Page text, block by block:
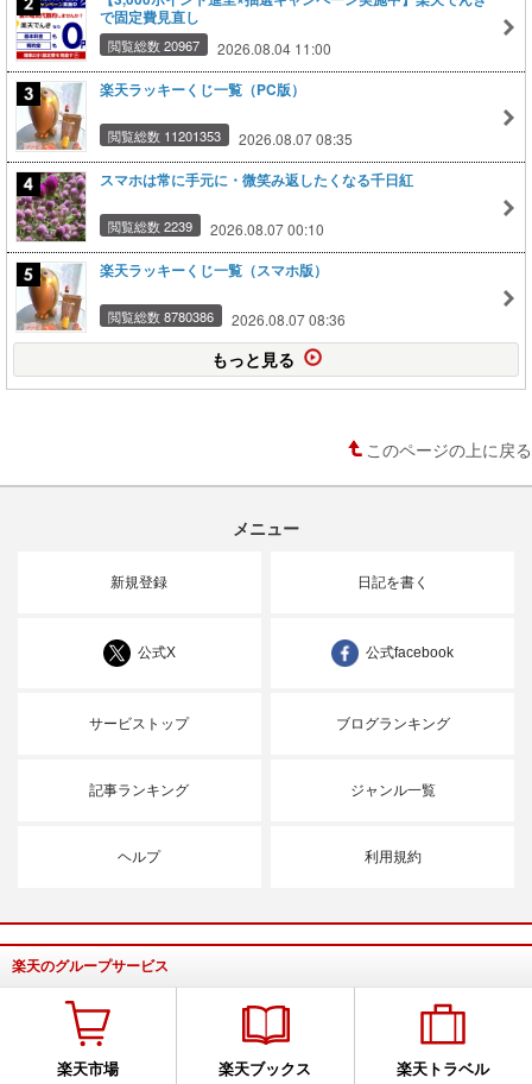
で固定費見直し
閲覧総数 20967 2026.08.04 11:00
楽天ラッキーくじ一覧（PC版）
閲覧総数 11201353 2026.08.07 08:35
スマホは常に手元に・微笑み返したくなる千日紅
閲覧総数 2239 2026.08.07 00:10
楽天ラッキーくじ一覧（スマホ版）
閲覧総数 8780386 2026.08.07 08:36
もっと見る
このページの上に戻る
メニュー
新規登録 日記を書く
公式X 公式facebook
サービストップ ブログランキング
記事ランキング ジャンル一覧
ヘルプ 利用規約
楽天のグループサービス
楽天市場 楽天ブックス 楽天トラベル